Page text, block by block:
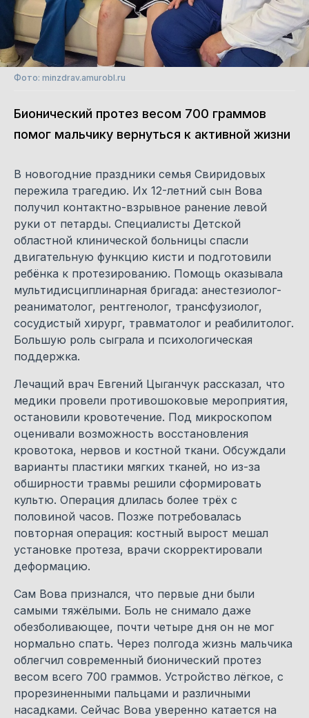
Фото: minzdrav.amurobl.ru
Бионический протез весом 700 граммов
помог мальчику вернуться к активной жизни
В новогодние праздники семья Свиридовых
пережила трагедию. Их 12-летний сын Вова
получил контактно-взрывное ранение левой
руки от петарды. Специалисты Детской
областной клинической больницы спасли
двигательную функцию кисти и подготовили
ребёнка к протезированию. Помощь оказывала
мультидисциплинарная бригада: анестезиолог-
реаниматолог, рентгенолог, трансфузиолог,
сосудистый хирург, травматолог и реабилитолог.
Большую роль сыграла и психологическая
поддержка.
Лечащий врач Евгений Цыганчук рассказал, что
медики провели противошоковые мероприятия,
остановили кровотечение. Под микроскопом
оценивали возможность восстановления
кровотока, нервов и костной ткани. Обсуждали
варианты пластики мягких тканей, но из-за
обширности травмы решили сформировать
культю. Операция длилась более трёх с
половиной часов. Позже потребовалась
повторная операция: костный вырост мешал
установке протеза, врачи скорректировали
деформацию.
Сам Вова признался, что первые дни были
самыми тяжёлыми. Боль не снимало даже
обезболивающее, почти четыре дня он не мог
нормально спать. Через полгода жизнь мальчика
облегчил современный бионический протез
весом всего 700 граммов. Устройство лёгкое, с
прорезиненными пальцами и различными
насадками. Сейчас Вова уверенно катается на